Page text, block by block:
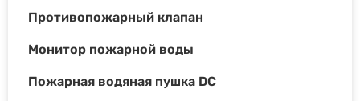
Противопожарный клапан
Монитор пожарной воды
Пожарная водяная пушка DC